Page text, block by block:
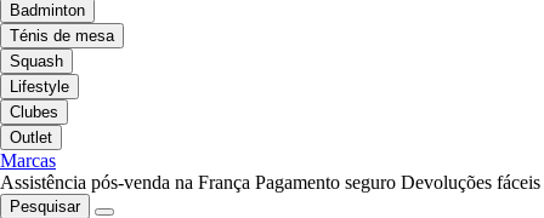
Badminton
Ténis de mesa
Squash
Lifestyle
Clubes
Outlet
Marcas
Assistência pós-venda na França Pagamento seguro Devoluções fáceis
Pesquisar